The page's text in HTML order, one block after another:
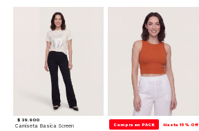
$ 39.900
Camiseta Basica Screen Compra en PACK Hasta 15% Off